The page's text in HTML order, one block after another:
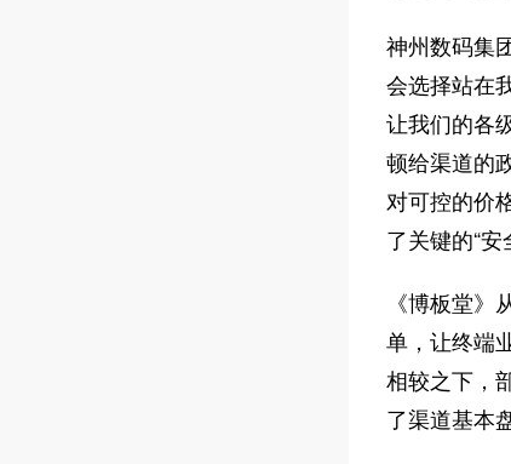
神州数码集
会选择站在
让我们的各
顿给渠道的
对可控的价
了关键的“
《博板堂
单，让终端
相较之下，
了渠道基本